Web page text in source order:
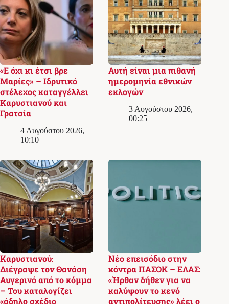
«Ε όχι κι έτσι βρε
Μαρίες» – Ιδρυτικό
στέλεχος καταγγέλλει
Καρυστιανού και
Γρατσία
4 Αυγούστου 2026,
10:10
Αυτή είναι μια πιθανή
ημερομηνία εθνικών
εκλογών
3 Αυγούστου 2026,
00:25
Καρυστιανού:
Διέγραψε τον Θανάση
Αυγερινό από το κόμμα
– Του καταλογίζει
«άδηλο σχέδιο
Νέο επεισόδιο στην
κόντρα ΠΑΣΟΚ – ΕΛΑΣ:
«Ήρθαν δήθεν για να
καλύψουν το κενό
αντιπολίτευσης» λέει ο